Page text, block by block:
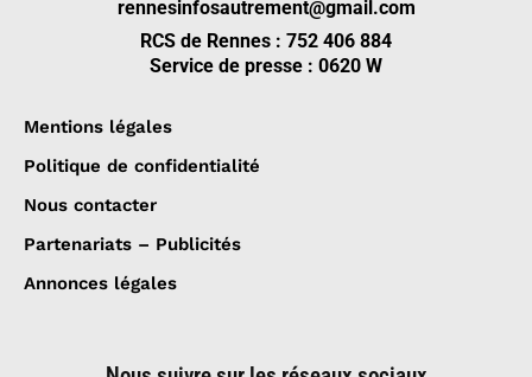
rennesinfosautrement@gmail.com
RCS de Rennes : 752 406 884
Service de presse : 0620 W
Mentions légales
Politique de confidentialité
Nous contacter
Partenariats – Publicités
Annonces légales